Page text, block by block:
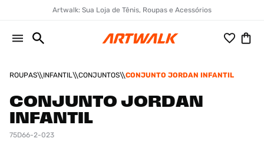
Artwalk: Sua Loja de Tênis, Roupas e Acessórios
ROUPAS INFANTIL CONJUNTOS CONJUNTO JORDAN INFANTIL
CONJUNTO JORDAN
INFANTIL
75D66-2-023